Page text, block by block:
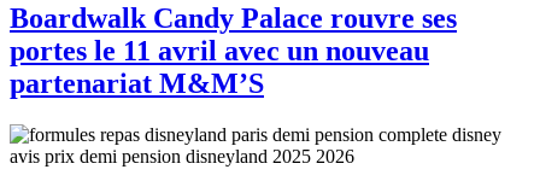
Boardwalk Candy Palace rouvre ses
portes le 11 avril avec un nouveau
partenariat M&M’S